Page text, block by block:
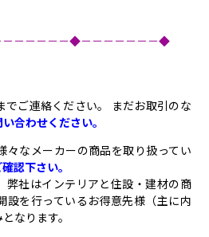
－－－－－◆－－－－－－－◆
でご連絡ください。 まだお取引のな
合わせください。
々なメーカーの商品を取り扱ってい
認下さい。
弊社はインテリアと住設・建材の商
設を行っているお得意先様（主に内
なります。